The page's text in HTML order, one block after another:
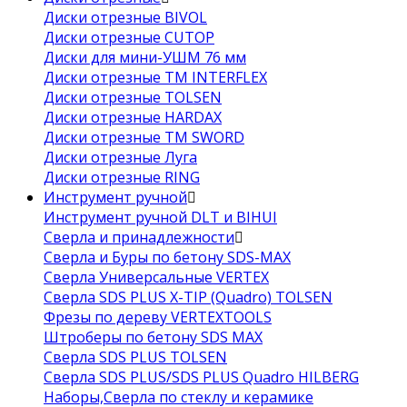
Диски отрезные BIVOL
Диски отрезные CUTOP
Диски для мини-УШМ 76 мм
Диски отрезные ТМ INTERFLEX
Диски отрезные TOLSEN
Диски отрезные HARDAX
Диски отрезные ТМ SWORD
Диски отрезные Луга
Диски отрезные RING
Инструмент ручной
Инструмент ручной DLT и BIHUI
Сверла и принадлежности
Сверла и Буры по бетону SDS-MAX
Сверла Универсальные VERTEX
Сверла SDS PLUS X-TIP (Quadro) TOLSEN
Фрезы по дереву VERTEXTOOLS
Штроберы по бетону SDS MAX
Сверла SDS PLUS TOLSEN
Сверла SDS PLUS/SDS PLUS Quadro HILBERG
Наборы,Сверла по стеклу и керамике